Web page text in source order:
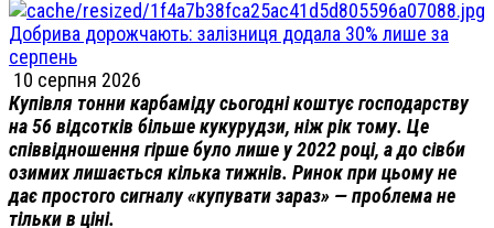
Добрива дорожчають: залізниця додала 30% лише за
серпень
10 серпня 2026
Купівля тонни карбаміду сьогодні коштує господарству
на 56 відсотків більше кукурудзи, ніж рік тому. Це
співвідношення гірше було лише у 2022 році, а до сівби
озимих лишається кілька тижнів. Ринок при цьому не
дає простого сигналу «купувати зараз» — проблема не
тільки в ціні.